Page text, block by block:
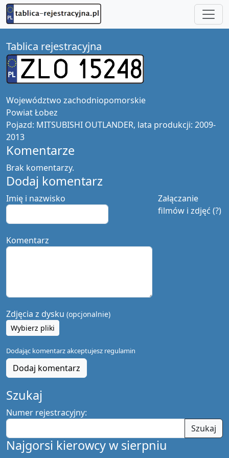
Tablica rejestracyjna
Województwo zachodniopomorskie
PowiatŁobez
Pojazd: MITSUBISHI OUTLANDER, lata produkcji: 2009-
2013
Komentarze
Brak komentarzy.
Dodaj komentarz
Załączanie
filmów i zdjęć (?)
Imię i nazwisko
Komentarz
Zdjęcia z dysku (opcjonalnie)
Wybierz pliki
Dodając komentarz akceptujesz regulamin
Dodaj komentarz
Szukaj
Numer rejestracyjny:
Szukaj
Najgorsi kierowcy w sierpniu